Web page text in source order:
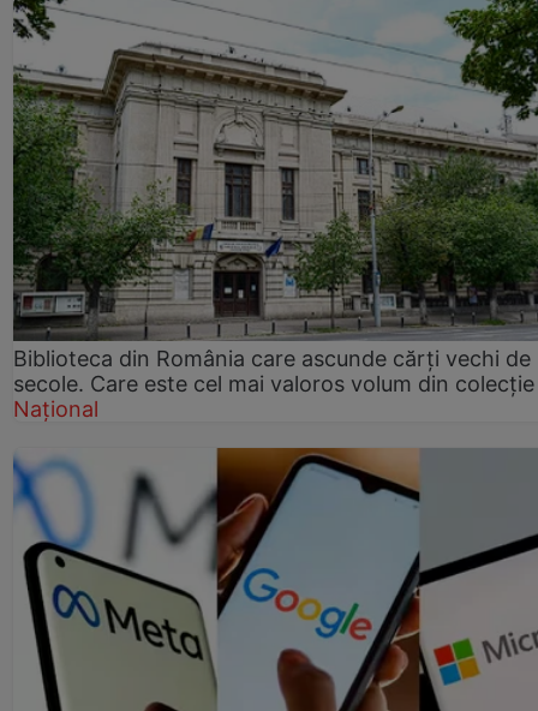
Biblioteca din România care ascunde cărți vechi de
secole. Care este cel mai valoros volum din colecție
Național